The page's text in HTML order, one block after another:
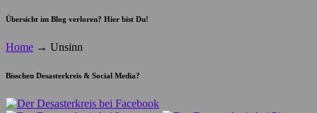
Übersicht im Blog verloren? Hier bist Du!
Home → Unsinn
Bisschen Desasterkreis & Social Media?